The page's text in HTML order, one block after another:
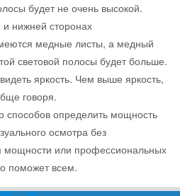
будет не очень высокой.
нижней сторонах
медные листы, а медный
световой полосы будет больше.
яркость. Чем выше яркость,
говоря.
способов определить мощность
осмотра без
мощности или профессиональных
поможет всем.